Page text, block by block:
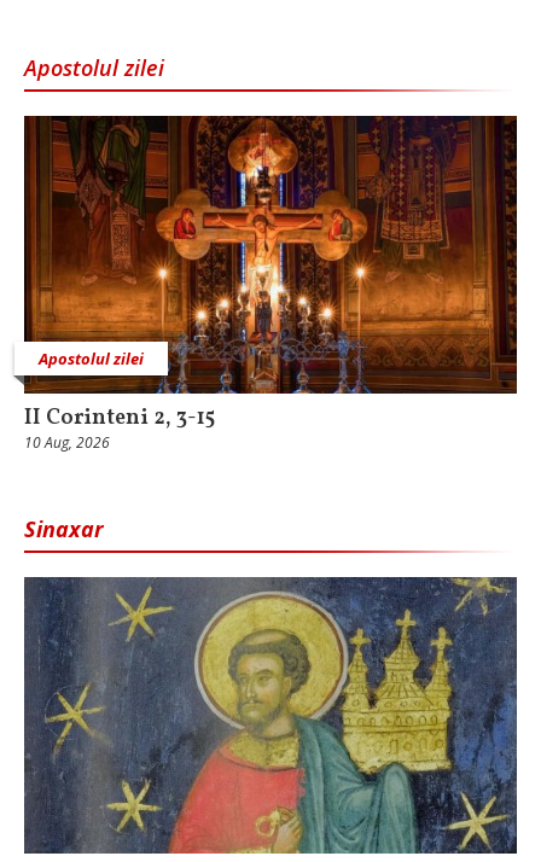
Apostolul zilei
Apostolul zilei
II Corinteni 2, 3-15
10 Aug, 2026
Sinaxar